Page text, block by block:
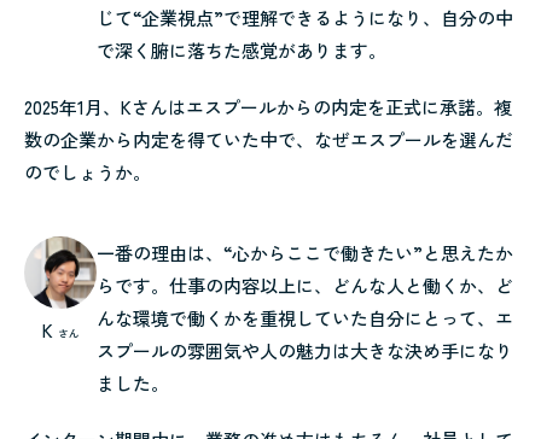
じて“企業視点”で理解できるようになり、自分の中
で深く腑に落ちた感覚があります。
2025年1月、Kさんはエスプールからの内定を正式に承諾。複
数の企業から内定を得ていた中で、なぜエスプールを選んだ
のでしょうか。
K さん
一番の理由は、“心からここで働きたい”と思えたか
らです。仕事の内容以上に、どんな人と働くか、ど
んな環境で働くかを重視していた自分にとって、エ
スプールの雰囲気や人の魅力は大きな決め手になり
ました。